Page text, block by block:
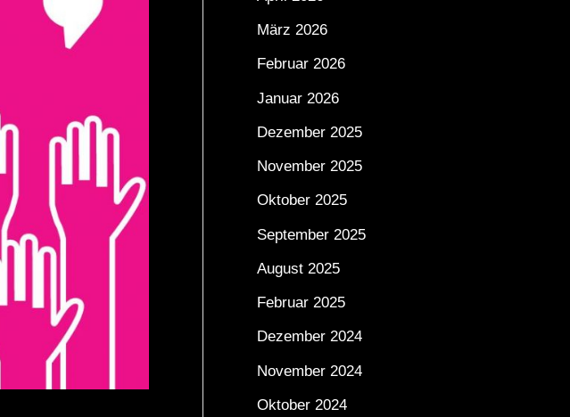
März 2026
Februar 2026
Januar 2026
Dezember 2025
November 2025
Oktober 2025
September 2025
August 2025
Februar 2025
Dezember 2024
November 2024
Oktober 2024